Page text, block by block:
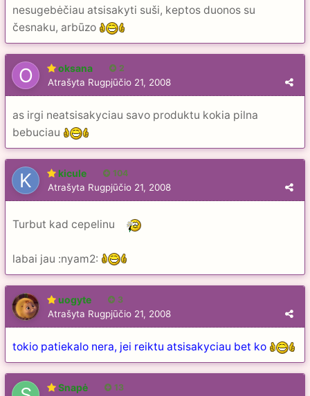
nesugebėčiau atsisakyti suši, keptos duonos su
česnaku, arbūzo
oksana 2
Atrašyta Rugpjūčio 21, 2008
as irgi neatsisakyciau savo produktu kokia pilna
bebuciau
kicule 104
Atrašyta Rugpjūčio 21, 2008
Turbut kad cepelinu
labai jau :nyam2:
uogyte 3
Atrašyta Rugpjūčio 21, 2008
tokio patiekalo nera, jei reiktu atsisakyciau bet ko
Snapė 13